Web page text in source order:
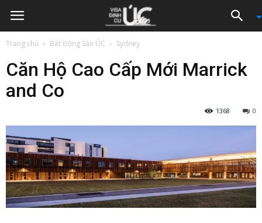
Trang chủ Bất Động Sản ÚC Sydney
Căn Hộ Cao Cấp Mới Marrick
and Co
0
1368